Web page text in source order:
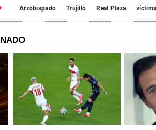
Arzobispado Trujillo Real Plaza